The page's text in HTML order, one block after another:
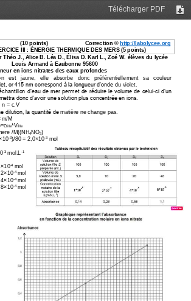
Télécharger PDF
(10 points) Correction © http://labolycee.org
III : ÉNERGIE THERMIQUE DES MERS (5 points)
J., Alice B. Léa D., Élisa D. Karl L., Zoé W. élèves du lycée
Louis Armand à Eaubonne 95600
en ions nitrates des eaux profondes
est   jaune,   elle   absorbe   donc
préférentiellement   sa   couleur
or 415 nm correspond à la longueur d’onde du violet.
d’eau de mer permet de réduire le volume de celui-ci d’un
donc d’avoir une solution plus concentrée en ions.
n = c .V
dilution, la quantité de matière ne change pas.
M
fille*Vfille
/M((NH4NO3)
×10-3)/80 = 2, 0×10-3 mol
-3 mol.L -1
×10-4 mol
×10-4 mol
×10-4 mol
×10-4 mol